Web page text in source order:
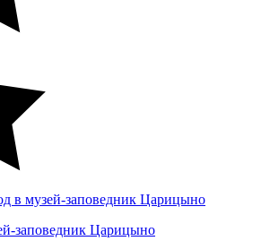
заповедник Царицыно